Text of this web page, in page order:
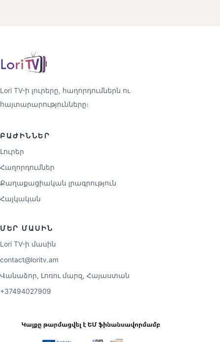
Lori TV-ի լուրերը, հաղորդումներն ու
հայտարարությունները։
ԲԱԺԻՆՆԵՐ
Լուրեր
Հաղորդումներ
Քաղաքացիական լրագրություն
Հայկական
ՄԵՐ ՄԱՍԻՆ
Lori TV-ի մասին
contact@loritv.am
Վանաձոր, Լոռու մարզ, Հայաստան
+37494027909